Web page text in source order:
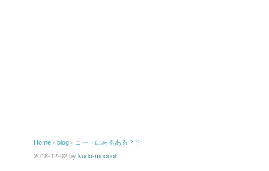
Home › blog › コートにあるある？？
2018-12-02by kudo-mocool